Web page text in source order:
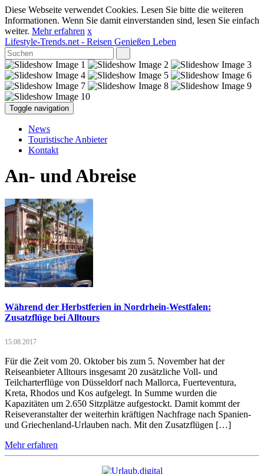
Diese Webseite verwendet Cookies. Lesen Sie bitte die weiteren
Informationen. Wenn Sie damit einverstanden sind, lesen Sie einfach
weiter. Mehr erfahren x
Lifestyle-Trends.net - Reisen Genießen Leben
Toggle navigation
News
Touristische Anbieter
Kontakt
An- und Abreise
Während der Herbstferien in Nordrhein-Westfalen:
Zusatzflüge bei Alltours
15.08.2017
Für die Zeit vom 20. Oktober bis zum 5. November hat der
Reiseanbieter Alltours insgesamt 20 zusätzliche Voll- und
Teilcharterflüge von Düsseldorf nach Mallorca, Fuerteventura,
Kreta, Rhodos und Kos aufgelegt. In Summe wurden die
Kapazitäten um 2.650 Sitzplätze aufgestockt. Damit kommt der
Reiseveranstalter der weiterhin kräftigen Nachfrage nach Spanien-
und Griechenland-Urlauben nach. Mit den Zusatzflügen […]
Mehr erfahren